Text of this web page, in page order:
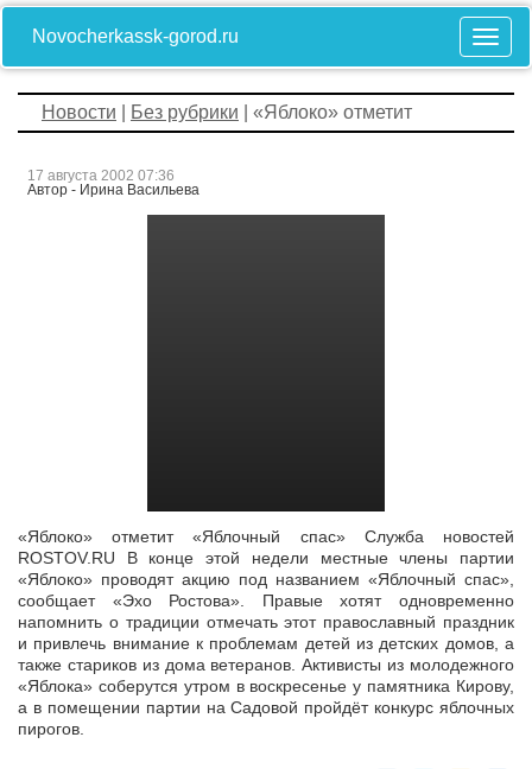
Novocherkassk-gorod.ru
Новости Без рубрики | «Яблоко» отметит
17 августа 2002 07:36
Автор - Ирина Васильева
«Яблоко» отметит «Яблочный спас» Служба новостей
ROSTOV.RU В конце этой недели местные члены партии
«Яблоко» проводят акцию под названием «Яблочный спас»,
сообщает «Эхо Ростова». Правые хотятодновременно
напомнить о традиции отмечать этот православный праздник
и привлечь внимание к проблемам детей из детских домов, а
также стариков из дома ветеранов. Активисты из молодежного
«Яблока» соберутся утром в воскресенье у памятника Кирову,
а в помещении партии на Садовой пройдёт конкурс яблочных
пирогов.